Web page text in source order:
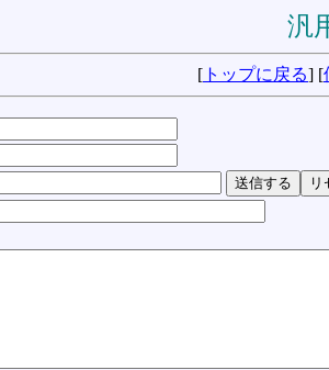
汎
[ トップに戻る] [